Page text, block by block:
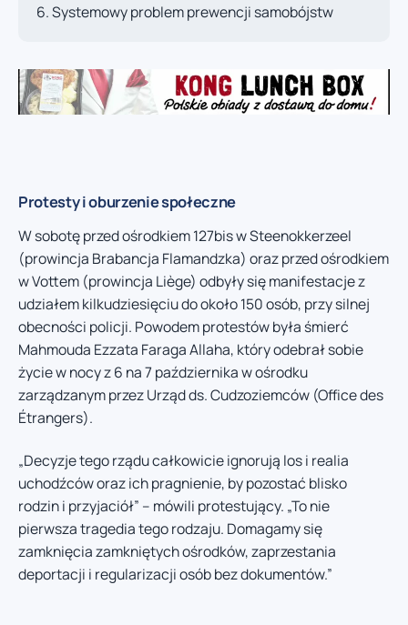
Systemowy problem prewencji samobójstw
Protesty i oburzenie społeczne
W sobotę przed ośrodkiem 127bis w Steenokkerzeel
(prowincja Brabancja Flamandzka) oraz przed ośrodkiem
w Vottem (prowincja Liège) odbyły się manifestacje z
udziałem kilkudziesięciu do około 150 osób, przy silnej
obecności policji. Powodem protestów była śmierć
Mahmouda Ezzata Faraga Allaha, który odebrał sobie
życie w nocy z 6 na 7 października w ośrodku
zarządzanym przez Urząd ds. Cudzoziemców (Office des
Étrangers).
„Decyzje tego rządu całkowicie ignorują los i realia
uchodźców oraz ich pragnienie, by pozostać blisko
rodzin i przyjaciół” – mówili protestujący. „To nie
pierwsza tragedia tego rodzaju. Domagamy się
zamknięcia zamkniętych ośrodków, zaprzestania
deportacji i regularizacji osób bez dokumentów.”